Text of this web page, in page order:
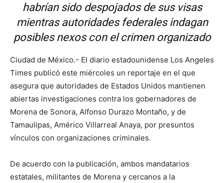
habrían sido despojados de sus visas
mientras autoridades federales indagan
posibles nexos con el crimen organizado
Ciudad de México.- El diario estadounidense Los Angeles
Times publicó este miércoles un reportaje en el que
asegura que autoridades de Estados Unidos mantienen
abiertas investigaciones contra los gobernadores de
Morena de Sonora, Alfonso Durazo Montaño, y de
Tamaulipas, Américo Villarreal Anaya, por presuntos
vínculos con organizaciones criminales.
De acuerdo con la publicación, ambos mandatarios
estatales, militantes de Morena y cercanos a la